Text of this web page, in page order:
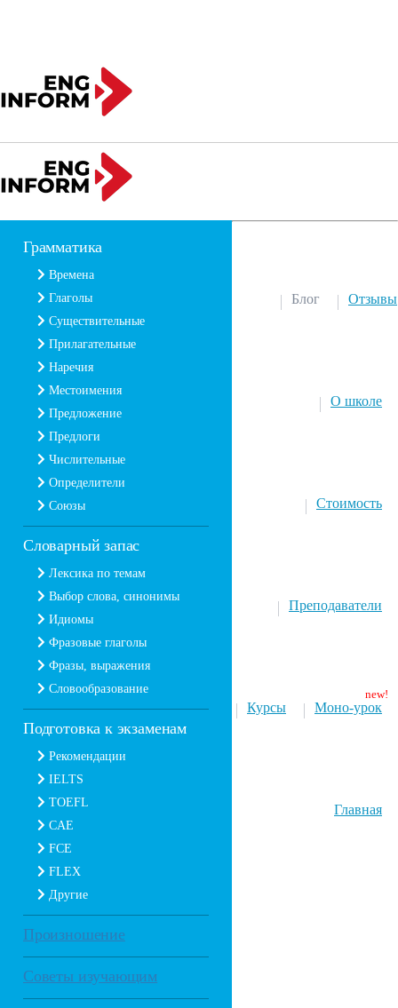
Грамматика
Времена
Глаголы
Существительные
Прилагательные
Наречия
Местоимения
Предложение
Предлоги
Числительные
Определители
Союзы
Словарный запас
Лексика по темам
Выбор слова, синонимы
Идиомы
Фразовые глаголы
Фразы, выражения
Словообразование
Подготовка к экзаменам
Рекомендации
IELTS
TOEFL
CAE
FCE
FLEX
Другие
Произношение
Советы изучающим
Отзывы
Блог
О школе
Стоимость
Преподаватели
Моно-урок
Курсы
Главная